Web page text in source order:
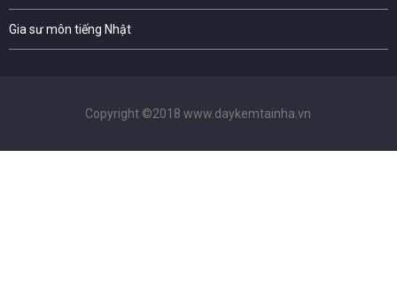
Gia sư môn tiếng Nhật
Copyright ©2018 www.daykemtainha.vn